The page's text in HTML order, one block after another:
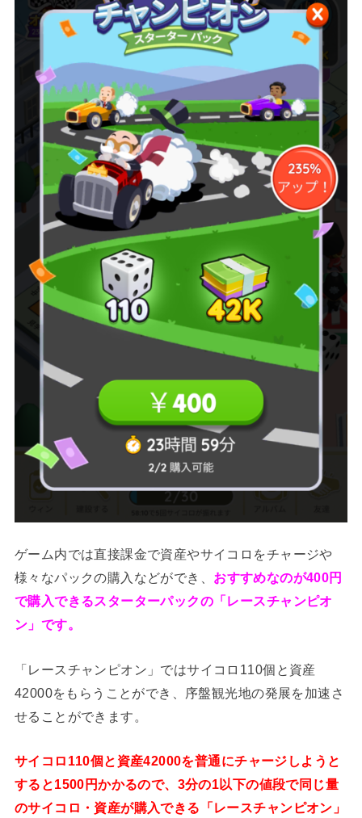
ゲーム内では直接課金で資産やサイコロをチャージや
様々なパックの購入などができ、 おすすめなのが400円
で購入できるスターターパックの「レースチャンピオ
ン」です。
「レースチャンピオン」ではサイコロ110個と資産
42000をもらうことができ、序盤観光地の発展を加速さ
せることができます。
サイコロ110個と資産42000を普通にチャージしようと
すると1500円かかるので、3分の1以下の値段で同じ量
のサイコロ・資産が購入できる「レースチャンピオン」